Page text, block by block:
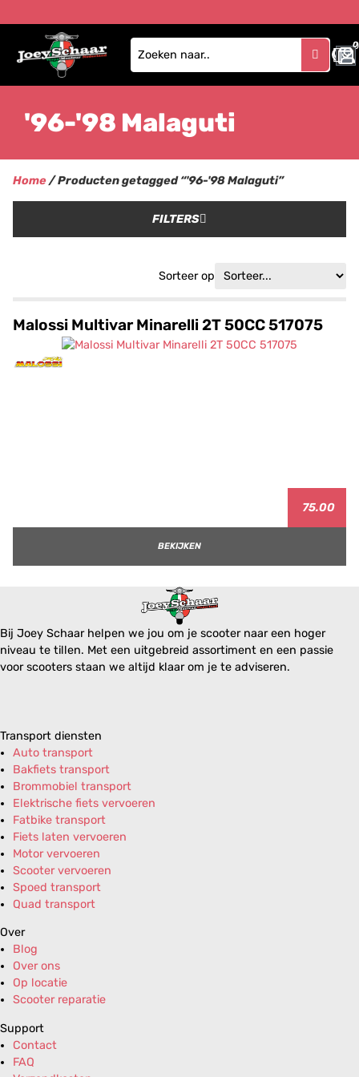
0
0
'96-'98 Malaguti
Home/ Producten getagged “'96-'98 Malaguti”
FILTERS
Sorteer op
Malossi Multivar Minarelli 2T 50CC 517075
75.00
BEKIJKEN
Bij Joey Schaar helpen we jou om je scooter naar een hoger
niveau te tillen. Met een uitgebreid assortiment en een passie
voor scooters staan we altijd klaar om je te adviseren.
Transport diensten
Auto transport
Bakfiets transport
Brommobiel transport
Elektrische fiets vervoeren
Fatbike transport
Fiets laten vervoeren
Motor vervoeren
Scooter vervoeren
Spoed transport
Quad transport
Over
Blog
Over ons
Op locatie
Scooter reparatie
Support
Contact
FAQ